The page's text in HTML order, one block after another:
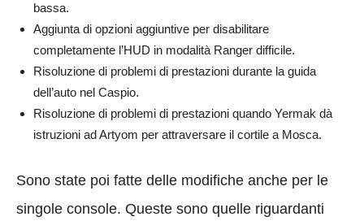
bassa.
Aggiunta di opzioni aggiuntive per disabilitare
completamente l’HUD in modalità Ranger difficile.
Risoluzione di problemi di prestazioni durante la guida
dell’auto nel Caspio.
Risoluzione di problemi di prestazioni quando Yermak dà
istruzioni ad Artyom per attraversare il cortile a Mosca.
Sono state poi fatte delle modifiche anche per le
singole console. Queste sono quelle riguardanti